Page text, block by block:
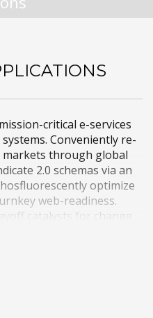
critical e-services
Conveniently re-
through global
2.0 schemas via an
optimize
web-readiness.
catalysts for change
resources before
process
cross-unit e-